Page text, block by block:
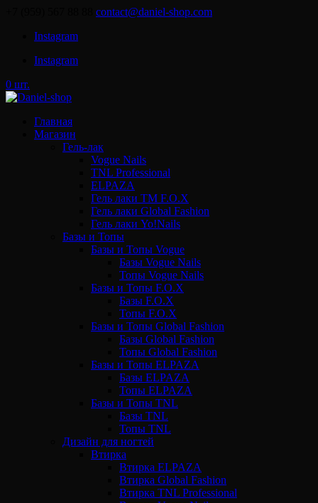
contact@daniel-shop.com
Instagram
Instagram
0 шт.
Главная
Магазин
Гель-лак
Vogue Nails
TNL Professional
ELPAZA
Гель лаки ТМ F.O.X
Гель лаки Global Fashion
Гель лаки Yo!Nails
Базы и Топы
Базы и Топы Vogue
Базы Vogue Nails
Топы Vogue Nails
Базы и Топы F.O.X
Базы F.O.X
Топы F.O.X
Базы и Топы Global Fashion
Базы Global Fashion
Топы Global Fashion
Базы и Топы ELPAZA
Базы ELPAZA
Топы ELPAZA
Базы и Топы TNL
Базы TNL
Топы TNL
Дизайн для ногтей
Втирка
Втирка ELPAZA
Втирка Global Fashion
Втирка TNL Professional